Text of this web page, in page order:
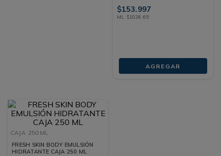
$153.997
ML $1026 ,65
AGREGAR
CAJA 250 ML
FRESH SKIN BODY EMULSIÓN
HIDRATANTE CAJA 250 ML